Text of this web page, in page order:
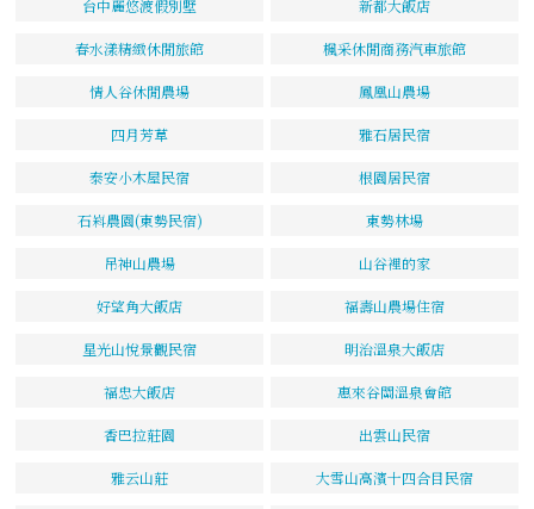
台中麗悠渡假別墅 新都大飯店
春水漾精緻休閒旅館 楓采休閒商務汽車旅館
情人谷休閒農場 鳳凰山農場
四月芳草 雅石居民宿
泰安小木屋民宿 根園居民宿
石嵙農園(東勢民宿) 東勢林場
吊神山農場 山谷裡的家
好望角大飯店 福壽山農場住宿
星光山悅景觀民宿 明治溫泉大飯店
福忠大飯店 惠來谷關溫泉會館
香巴拉莊園 出雲山民宿
雅云山莊 大雪山高濱十四合目民宿